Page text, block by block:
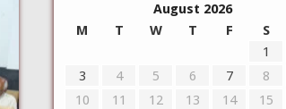
August 2026
M
T W T F S
1
3
4 5 6 7 8
10
11 12 13 14 15